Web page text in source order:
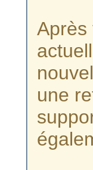
Après
une